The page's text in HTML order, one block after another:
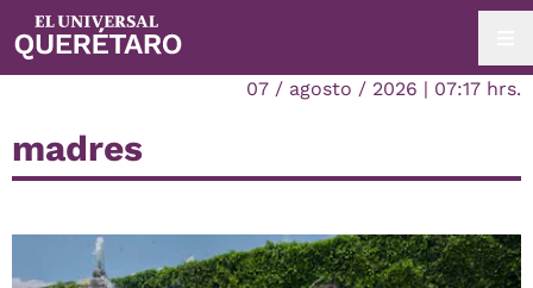
07 / agosto / 2026 | 07:17 hrs.
madres